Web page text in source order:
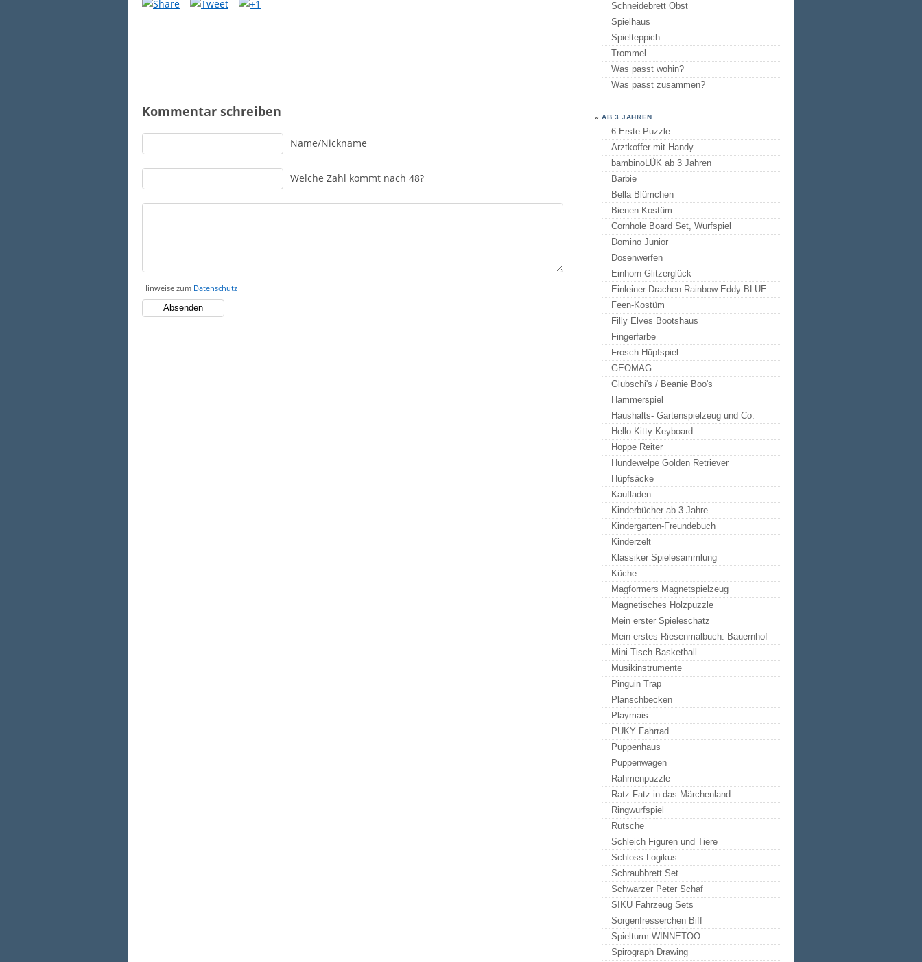
Kommentar schreiben
Name/Nickname
Welche Zahl kommt nach 48?
Hinweise zum Datenschutz
Schneidebrett Obst
Spielhaus
Spielteppich
Trommel
Was passt wohin?
Was passt zusammen?
»AB 3 JAHREN
6 Erste Puzzle
Arztkoffer mit Handy
bambinoLÜK ab 3 Jahren
Barbie
Bella Blümchen
Bienen Kostüm
Cornhole Board Set, Wurfspiel
Domino Junior
Dosenwerfen
Einhorn Glitzerglück
Einleiner-Drachen Rainbow Eddy BLUE
Feen-Kostüm
Filly Elves Bootshaus
Fingerfarbe
Frosch Hüpfspiel
GEOMAG
Glubschi's / Beanie Boo's
Hammerspiel
Haushalts- Gartenspielzeug und Co.
Hello Kitty Keyboard
Hoppe Reiter
Hundewelpe Golden Retriever
Hüpfsäcke
Kaufladen
Kinderbücher ab 3 Jahre
Kindergarten-Freundebuch
Kinderzelt
Klassiker Spielesammlung
Küche
Magformers Magnetspielzeug
Magnetisches Holzpuzzle
Mein erster Spieleschatz
Mein erstes Riesenmalbuch: Bauernhof
Mini Tisch Basketball
Musikinstrumente
Pinguin Trap
Planschbecken
Playmais
PUKY Fahrrad
Puppenhaus
Puppenwagen
Rahmenpuzzle
Ratz Fatz in das Märchenland
Ringwurfspiel
Rutsche
Schleich Figuren und Tiere
Schloss Logikus
Schraubbrett Set
Schwarzer Peter Schaf
SIKU Fahrzeug Sets
Sorgenfresserchen Biff
Spielturm WINNETOO
Spirograph Drawing